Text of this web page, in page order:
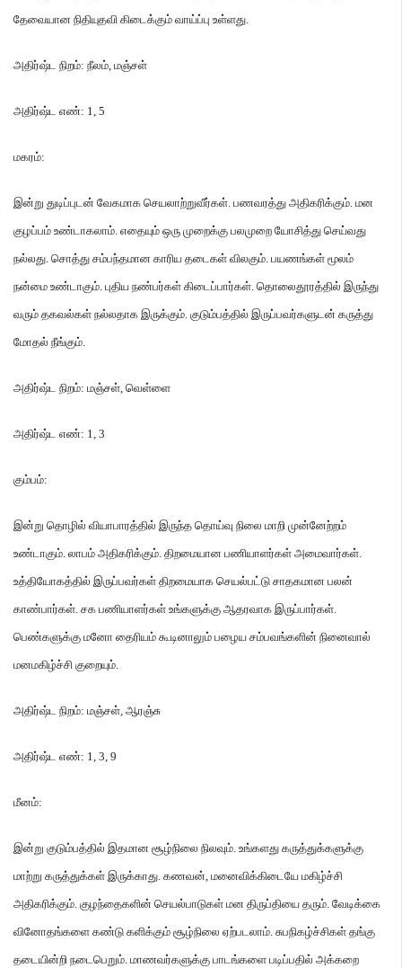
தேவையான நிதியுதவி கிடைக்கும் வாய்ப்பு உள்ளது.
அதிர்ஷ்ட நிறம்: நீலம், மஞ்சள்
அதிர்ஷ்ட எண்: 1, 5
மகரம்:
இன்று துடிப்புடன் வேகமாக செயலாற்றுவீர்கள். பணவரத்து அதிகரிக்கும். மன
குழப்பம் உண்டாகலாம். எதையும் ஒரு முறைக்கு பலமுறை யோசித்து செய்வது
நல்லது. சொத்து சம்பந்தமான காரிய தடைகள் விலகும். பயணங்கள் மூலம்
நன்மை உண்டாகும். புதிய நண்பர்கள் கிடைப்பார்கள். தொலைதூரத்தில் இருந்து
வரும் தகவல்கள் நல்லதாக இருக்கும். குடும்பத்தில் இருப்பவர்களுடன் கருத்து
மோதல் நீங்கும்.
அதிர்ஷ்ட நிறம்: மஞ்சள், வெள்ளை
அதிர்ஷ்ட எண்: 1, 3
கும்பம்:
இன்று தொழில் வியாபாரத்தில் இருந்த தொய்வு நிலை மாறி முன்னேற்றம்
உண்டாகும். லாபம் அதிகரிக்கும். திறமையான பணியாளர்கள் அமைவார்கள்.
உத்தியோகத்தில் இருப்பவர்கள் திறமையாக செயல்பட்டு சாதகமான பலன்
காண்பார்கள். சக பணியாளர்கள் உங்களுக்கு ஆதரவாக இருப்பார்கள்.
பெண்களுக்கு மனோ தைரியம் கூடினாலும் பழைய சம்பவங்களின் நினைவால்
மனமகிழ்ச்சி குறையும்.
அதிர்ஷ்ட நிறம்: மஞ்சள், ஆரஞ்சு
அதிர்ஷ்ட எண்: 1, 3, 9
மீனம்:
இன்று குடும்பத்தில் இதமான சூழ்நிலை நிலவும். உங்களது கருத்துக்களுக்கு
மாற்று கருத்துக்கள் இருக்காது. கணவன், மனைவிக்கிடையே மகிழ்ச்சி
அதிகரிக்கும். குழந்தைகளின் செயல்பாடுகள் மன திருப்தியை தரும். வேடிக்கை
வினோதங்களை கண்டு களிக்கும் சூழ்நிலை ஏற்படலாம். சுபநிகழ்ச்சிகள் தங்கு
தடையின்றி நடைபெறும். மாணவர்களுக்கு பாடங்களை படிப்பதில் அக்கறை